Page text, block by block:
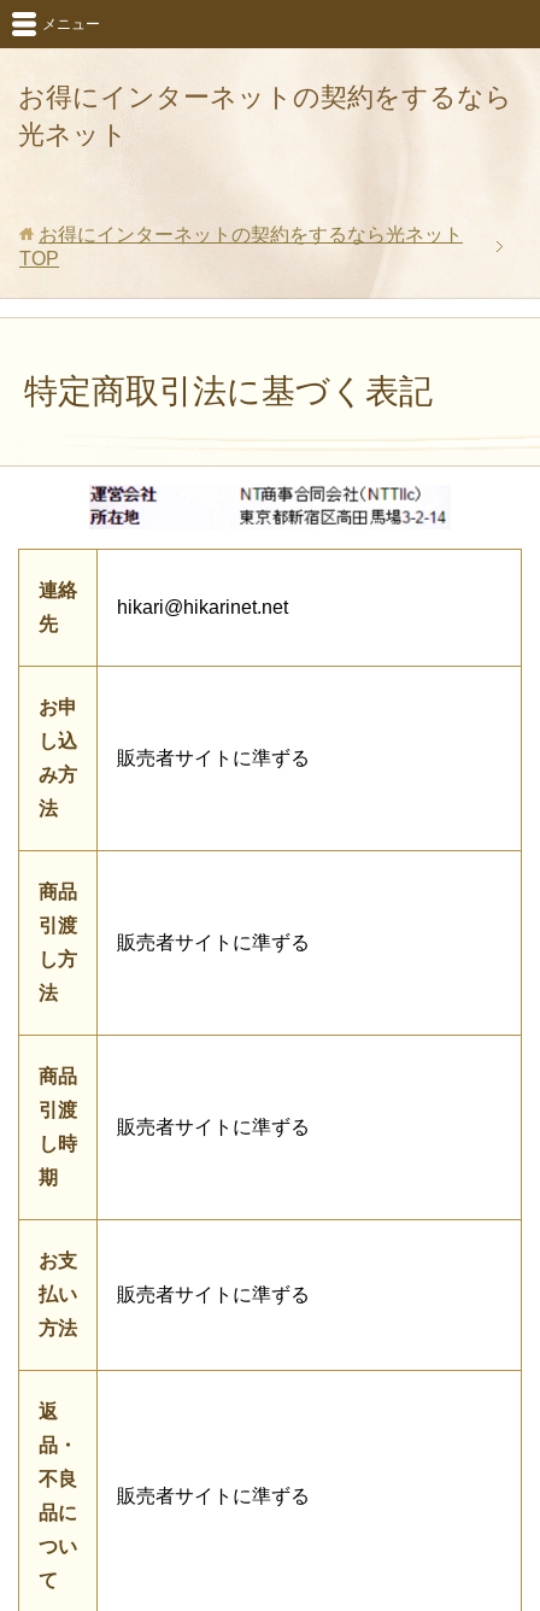
お得にインターネットの契約をするなら
光ネット
メニュー
お得にインターネットの契約をするなら光ネット
TOP
特定商取引法に基づく表記
連絡
先
hikari@hikarinet.net
お申
し込
み方
法
販売者サイトに準ずる
商品
引渡
し方
法
販売者サイトに準ずる
商品
引渡
し時
期
販売者サイトに準ずる
お支
払い
方法
販売者サイトに準ずる
返
品・
不良
品に
つい
て
販売者サイトに準ずる